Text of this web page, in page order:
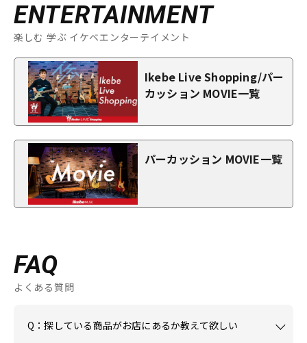
ENTERTAINMENT
楽しむ 学ぶ イケベエンターテイメント
Ikebe Live Shopping/パー
カッション MOVIE一覧
パーカッション MOVIE一覧
FAQ
よくある質問
Q：探している商品がお店にあるか教えて欲しい